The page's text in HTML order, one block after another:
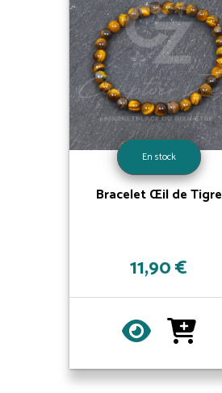
En stock
Bracelet Œil de Tigre
11,90 €